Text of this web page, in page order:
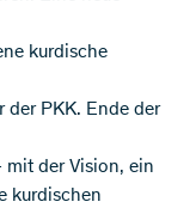
kurdische
der PKK. Ende der
mit der Vision, ein
kurdischen